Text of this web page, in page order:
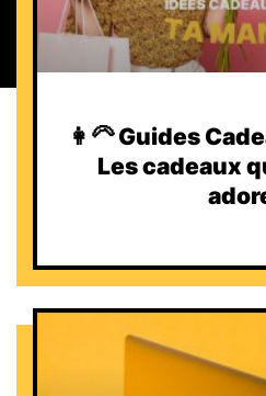
👩‍🦳 Guides
Les cadeaux